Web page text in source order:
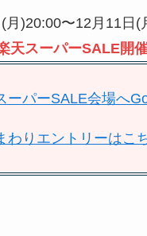
月)20:00〜12月11日(
天スーパーSALE開
ーパーSALE会場へ
わりエントリーはこ